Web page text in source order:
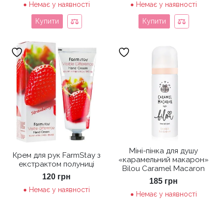
Немає у наявності
Купити
Немає у наявності
Купити
Крем для рук FarmStay з
екстрактом полуниці
120 грн
Немає у наявності
Міні-пінка для душу
«карамельний макарон»
Bilou Caramel Macaron
185 грн
Немає у наявності